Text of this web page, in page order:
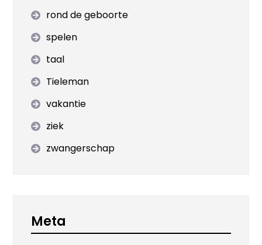
rond de geboorte
spelen
taal
Tieleman
vakantie
ziek
zwangerschap
Meta